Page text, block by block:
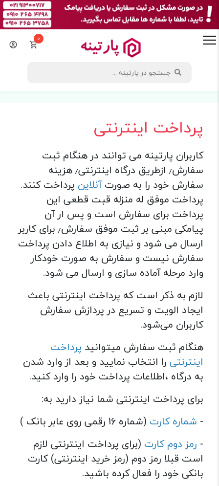
0
پرداخت اینترنتی
کاربران پارتینه می توانند در هنگام ثبت
سفارش٫ ازطریق درگاه اینترنتی٫ هزینه
سفارش خود را به صورتآنلاین پرداخت کنند.
پرداخت موفق له منزله قبت قطعی این
پرداخت برای سفارش است و پس ار آن
پیامکی مبنی بر ثبت موفق سفارش٫ برای کاربر
ارسال می شود و نیازی به اطلاع دادن پرداخت
سفارش نیست و سفارش به صورت خودکار
وارد مرحله آماده سازی و ارسال می شود.
لازم به ذکر است که پرداخت اینترنتی باعث
ایجاد الویت و تسریع در پردازش سفارش
کاربران می‌شود.
هنگام ثبت سفارش میتوانید پرداخت
اینترنتی را انتخاب نمایید و بعد از وارد شدن
به درگاه ،اطلاعات پرداخت خود را وارد کنید.
برای پرداخت اینترنتی شما نیاز دارید به:
- شماره کارت (شماره 16 رقمی روی عابر بانک )
- رمز دوم کارت (برای پرداخت اینترنتی لازم
است قبلا رمز دوم (رمز خرید اینترنتی) کارت
بانکی خود را فعال کرده باشید.